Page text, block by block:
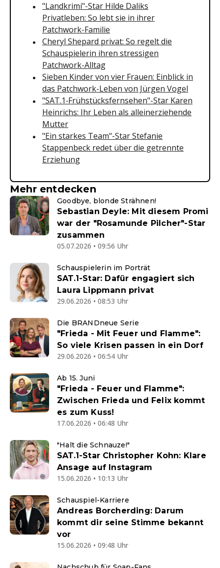
"Landkrimi"-Star Hilde Daliks
Privatleben: So lebt sie in ihrer
Patchwork-Familie
Cheryl Shepard privat: So regelt die
Schauspielerin ihren stressigen
Patchwork-Alltag
Sieben Kinder von vier Frauen: Einblick in
das Patchwork-Leben von Jürgen Vogel
"SAT.1‑Frühstücksfernsehen"-Star Karen
Heinrichs: Ihr Leben als alleinerziehende
Mutter
"Ein starkes Team"-Star Stefanie
Stappenbeck redet über die getrennte
Erziehung
Mehr entdecken
Goodbye, blonde Strähnen!
Sebastian Deyle: Mit diesem Promi
war der "Rosamunde Pilcher"-Star
zusammen
05.07.2026 • 09:56 Uhr
Schauspielerin im Porträt
SAT.1-Star: Dafür engagiert sich
Laura Lippmann privat
29.06.2026 • 08:53 Uhr
Die BRANDneue Serie
"Frieda - Mit Feuer und Flamme":
So viele Krisen passen in ein Dorf
29.06.2026 • 06:54 Uhr
Ab 15. Juni
"Frieda - Feuer und Flamme":
Zwischen Frieda und Felix kommt
es zum Kuss!
17.06.2026 • 06:48 Uhr
"Halt die Schnauze!"
SAT.1-Star Christopher Kohn: Klare
Ansage auf Instagram
15.06.2026 • 10:13 Uhr
Schauspiel-Karriere
Andreas Borcherding: Darum
kommt dir seine Stimme bekannt
vor
15.06.2026 • 09:48 Uhr